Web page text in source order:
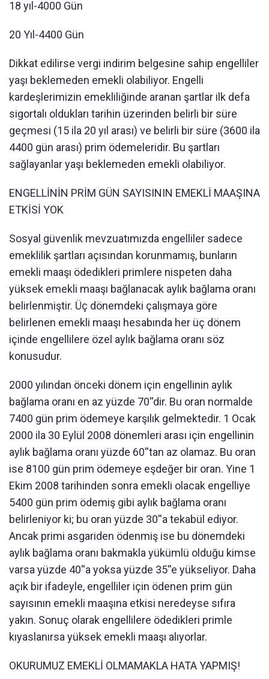
18 yıl-4000 Gün
20 Yıl-4400 Gün
Dikkat edilirse vergi indirim belgesine sahip engelliler
yaşı beklemeden emekli olabiliyor. Engelli
kardeşlerimizin emekliliğinde aranan şartlar ilk defa
sigortalı oldukları tarihin üzerinden belirli bir süre
geçmesi (15 ila 20 yıl arası) ve belirli bir süre (3600 ila
4400 gün arası) prim ödemeleridir. Bu şartları
sağlayanlar yaşı beklemeden emekli olabiliyor.
ENGELLİNİN PRİM GÜN SAYISININ EMEKLİ MAAŞINA
ETKİSİ YOK
Sosyal güvenlik mevzuatımızda engelliler sadece
emeklilik şartları açısından korunmamış, bunların
emekli maaşı ödedikleri primlere nispeten daha
yüksek emekli maaşı bağlanacak aylık bağlama oranı
belirlenmiştir. Üç dönemdeki çalışmaya göre
belirlenen emekli maaşı hesabında her üç dönem
içinde engellilere özel aylık bağlama oranı söz
konusudur.
2000 yılından önceki dönem için engellinin aylık
bağlama oranı en az yüzde 70''dir. Bu oran normalde
7400 gün prim ödemeye karşılık gelmektedir. 1 Ocak
2000 ila 30 Eylül 2008 dönemleri arası için engellinin
aylık bağlama oranı yüzde 60''tan az olamaz. Bu oran
ise 8100 gün prim ödemeye eşdeğer bir oran. Yine 1
Ekim 2008 tarihinden sonra emekli olacak engelliye
5400 gün prim ödemiş gibi aylık bağlama oranı
belirleniyor ki; bu oran yüzde 30''a tekabül ediyor.
Ancak primi asgariden ödenmiş ise bu dönemdeki
aylık bağlama oranı bakmakla yükümlü olduğu kimse
varsa yüzde 40''a yoksa yüzde 35''e yükseliyor. Daha
açık bir ifadeyle, engelliler için ödenen prim gün
sayısının emekli maaşına etkisi neredeyse sıfıra
yakın. Sonuç olarak engellilere ödedikleri primle
kıyaslanırsa yüksek emekli maaşı alıyorlar.
OKURUMUZ EMEKLİ OLMAMAKLA HATA YAPMIŞ!